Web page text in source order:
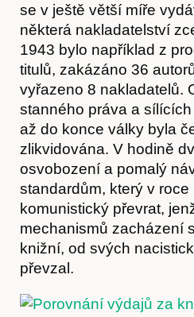
se v ještě větší míře
některá nakladatelství
1943 bylo například z
titulů, zakázáno 36
vyřazeno 8 nakladatelů.
stanného práva a
až do konce války byla
zlikvidována. V hodině
osvobození a pomalý
standardům, který v roce
komunistický převrat,
mechanismů zacházení
knižní, od svých
převzal.